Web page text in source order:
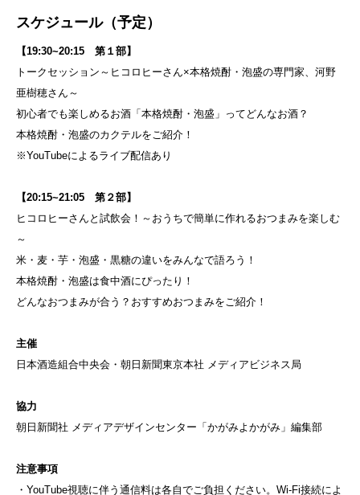
スケジュール（予定）
【19:30~20:15 第１部】
トークセッション～ヒコロヒーさん×本格焼酎・泡盛の専門家、河野
亜樹穂さん～
初心者でも楽しめるお酒「本格焼酎・泡盛」ってどんなお酒？
本格焼酎・泡盛のカクテルをご紹介！
※YouTubeによるライブ配信あり
【20:15~21:05 第２部】
ヒコロヒーさんと試飲会！～おうちで簡単に作れるおつまみを楽しむ
～
米・麦・芋・泡盛・黒糖の違いをみんなで語ろう！
本格焼酎・泡盛は食中酒にぴったり！
どんなおつまみが合う？おすすめおつまみをご紹介！
主催
日本酒造組合中央会・朝日新聞東京本社 メディアビジネス局
協力
朝日新聞社 メディアデザインセンター「かがみよかがみ」編集部
注意事項
・YouTube視聴に伴う通信料は各自でご負担ください。Wi-Fi接続によ